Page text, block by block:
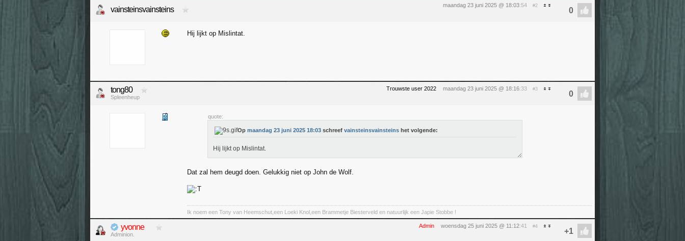
maandag 23 juni 2025 @ 18:03:54 #2
vainsteinsvainsteins
Hij lijkt op Mislintat.
Trouwste user 2022 maandag 23 juni 2025 @ 18:16:33 #3
tong80
Spleenheup
quote:
Op maandag 23 juni 2025 18:03 schreef vainsteinsvainsteins het volgende:
Hij lijkt op Mislintat.
Dat zal hem deugd doen. Gelukkig niet op John de Wolf.
Ik noem een Tony van Heemschut,een Loeki Knol,een Brammetje Biesterveld en natuurlijk een Japie Stobbe !
Admin woensdag 25 juni 2025 @ 11:12:41 #4
yvonne
Adminion.